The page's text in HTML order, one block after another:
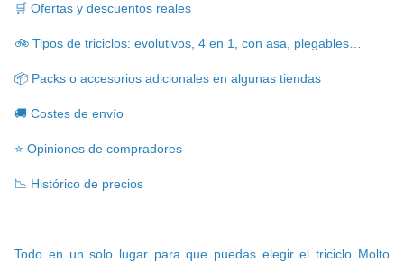
🛒 Ofertas y descuentos reales
🚲 Tipos de triciclos: evolutivos, 4 en 1, con asa, plegables…
📦 Packs o accesorios adicionales en algunas tiendas
🚚 Costes de envío
⭐ Opiniones de compradores
📉 Histórico de precios
Todo en un solo lugar para que puedas elegir el triciclo Molto